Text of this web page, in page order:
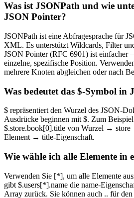
Was ist JSONPath und wie
JSON Pointer?
JSONPath ist eine Abfragesprache für
XML. Es unterstützt Wildcards, Filter
JSON Pointer (RFC 6901) ist einfacher
einzelne, spezifische Position.
mehrere Knoten abgleichen oder nach
Was bedeutet das $-Symbol in
$ repräsentiert den Wurzel des JSON-
Ausdrücke beginnen mit $. Zum
$.store.book[0].title von Wurzel →
Element → title-Eigenschaft.
Wie wähle ich alle Elemente in
Verwenden Sie [*], um alle Elemente
gibt $.users[*].name die name-
Array zurück. Sie können auch .. für